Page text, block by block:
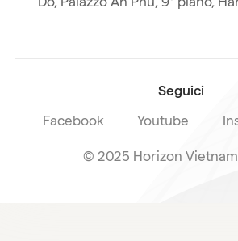
Iscriviti alla
Seguici
Facebook Youtube
© 2025 Horizon